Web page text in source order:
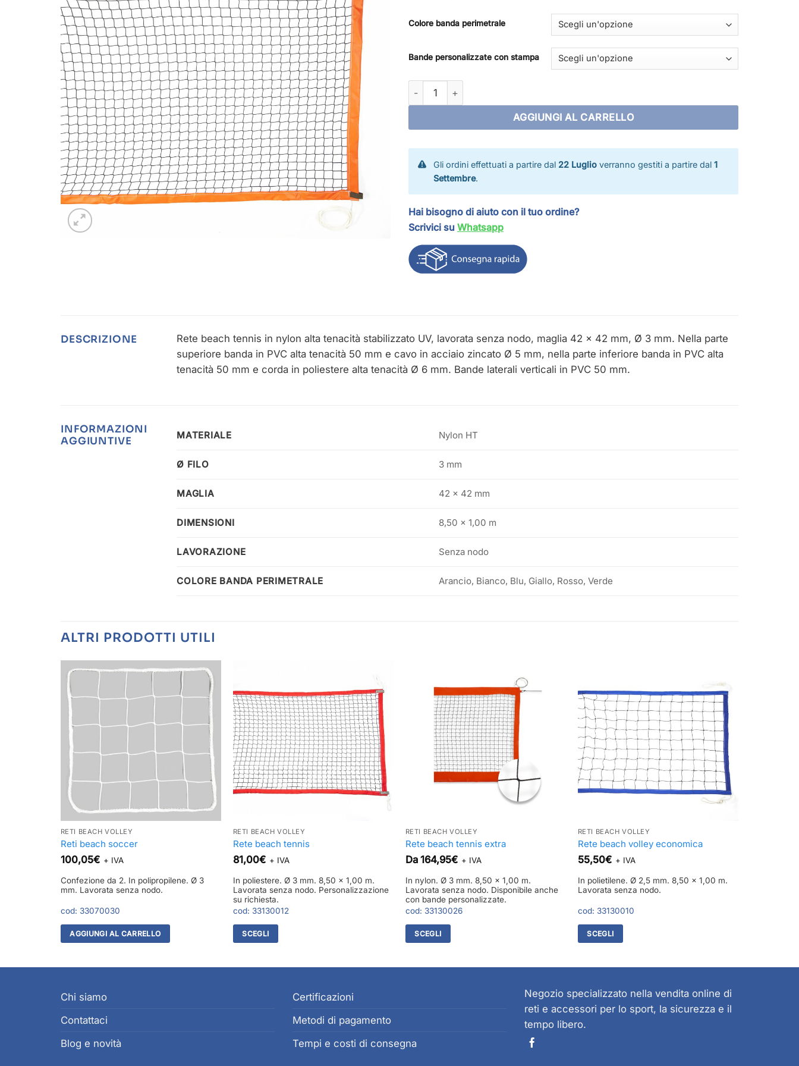
Colore banda perimetrale
Bande personalizzate con stampa
Rete beach tennis PVC quantità
AGGIUNGI AL CARRELLO
Gli ordini effettuati a partire dal 22 Luglio verranno gestiti a partire dal1
Settembre.
Hai bisogno di aiuto con il tuo ordine?
Scrivici su Whatsapp
DESCRIZIONE
Rete beach tennis in nylon alta tenacità stabilizzato UV, lavorata senza nodo, maglia 42 x 42 mm, Ø 3 mm. Nella parte
superiore banda in PVC alta tenacità 50 mm e cavo in acciaio zincato Ø 5 mm, nella parte inferiore banda in PVC alta
tenacità 50 mm e corda in poliestere alta tenacità Ø 6 mm. Bande laterali verticali in PVC 50 mm.
INFORMAZIONI
AGGIUNTIVE
MATERIALE Nylon HT
Ø FILO 3 mm
MAGLIA 42 x 42 mm
DIMENSIONI 8,50 x 1,00 m
LAVORAZIONE Senza nodo
COLORE BANDA PERIMETRALE Arancio, Bianco, Blu, Giallo, Rosso, Verde
ALTRI PRODOTTI UTILI
RETI BEACH VOLLEY
Reti beach soccer
100,05€ + IVA
Confezione da 2. In polipropilene. Ø 3
mm. Lavorata senza nodo.
cod: 33070030
AGGIUNGI AL CARRELLO
RETI BEACH VOLLEY
Rete beach tennis
81,00€ + IVA
In poliestere. Ø 3 mm. 8,50 x 1,00 m.
Lavorata senza nodo. Personalizzazione
su richiesta.
cod: 33130012
SCEGLI
RETI BEACH VOLLEY
Rete beach tennis extra
Da 164,95€ + IVA
In nylon. Ø 3 mm. 8,50 x 1,00 m.
Lavorata senza nodo. Disponibile anche
con bande personalizzate.
cod: 33130026
SCEGLI
possono
RETI BEACH VOLLEY
Rete beach volley economica
55,50€ + IVA
In polietilene. Ø 2,5 mm. 8,50 x 1,00 m.
Lavorata senza nodo.
cod: 33130010
SCEGLI
più
varianti.
Le
Chi siamo
Contattaci
Blog e novità
Certificazioni
Metodi di pagamento
Tempi e costi di consegna
Negozio specializzato nella vendita online di
reti e accessori per lo sport, la sicurezza e il
tempo libero.